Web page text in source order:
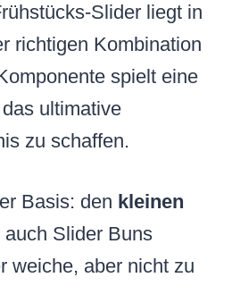
Slider liegt in
richtigen Kombination
spielt eine
ultimative
zu schaffen.
Basis: den kleinen
auch Slider Buns
weiche, aber nicht zu